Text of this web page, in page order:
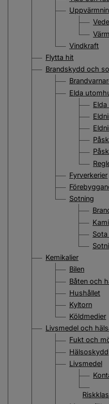
Vindkraft
Flytta hit
Brandskydd och
Elda
Fyrverkerier
Sotning
Kemikalier
Bilen
Båten och
Hushållet
Kyltorn
Köldmedier
Livsmedel och
Fukt och
Hälsoskydd
Livsmedel